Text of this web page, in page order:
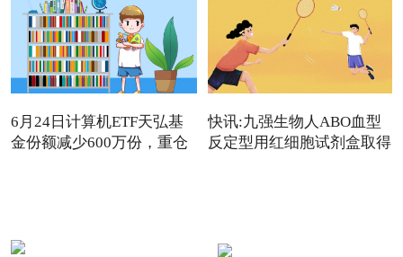
6月24日计算机ETF天弘基
金份额减少600万份，重仓
快讯:九强生物人ABO血型
反定型用红细胞试剂盒取得